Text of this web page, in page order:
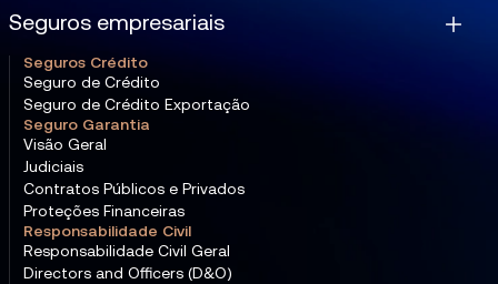
Seguros empresariais
Seguros Crédito
Seguro de Crédito
Seguro de Crédito Exportação
Seguro Garantia
Visão Geral
Judiciais
Contratos Públicos e Privados
Proteções Financeiras
Responsabilidade Civil
Responsabilidade Civil Geral
Directors and Officers (D&O)